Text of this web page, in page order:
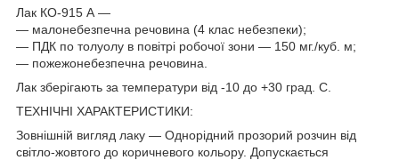
Лак КО-915 А —
— малонебезпечна речовина (4 клас небезпеки);
— ПДК по толуолу в повітрі робочої зони — 150 мг./куб. м;
— пожежонебезпечна речовина.
Лак зберігають за температури від -10 до +30 град. С.
ТЕХНІЧНІ ХАРАКТЕРИСТИКИ:
Зовнішній вигляд лаку — Однорідний прозорий розчин від
світло-жовтого до коричневого кольору. Допускається